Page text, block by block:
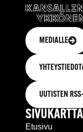
MEDIALLE
YHTEYSTIEDOT
UUTISTEN
SIVUKARTTA
Etusivu